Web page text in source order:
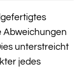
Abweichungen
unterstreicht
jedes